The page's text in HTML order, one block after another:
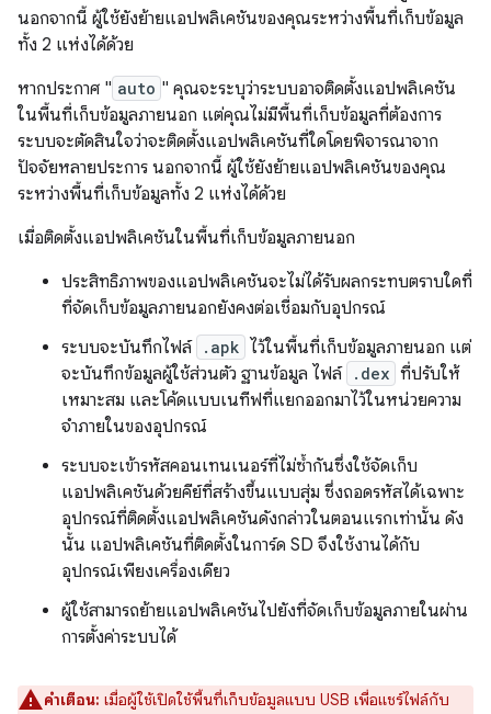
นอกจากนี้ ผู้ใช้ยังย้ายแอปพลิเคชันของคุณระหว่างพื้นที่เก็บข้อมูล
ทั้ง 2 แห่งได้ด้วย
หากประกาศ " auto " คุณจะระบุว่าระบบอาจติดตั้งแอปพลิเคชัน
ในพื้นที่เก็บข้อมูลภายนอก แต่คุณไม่มีพื้นที่เก็บข้อมูลที่ต้องการ
ระบบจะตัดสินใจว่าจะติดตั้งแอปพลิเคชันที่ใดโดยพิจารณาจาก
ปัจจัยหลายประการ นอกจากนี้ ผู้ใช้ยังย้ายแอปพลิเคชันของคุณ
ระหว่างพื้นที่เก็บข้อมูลทั้ง 2 แห่งได้ด้วย
เมื่อติดตั้งแอปพลิเคชันในพื้นที่เก็บข้อมูลภายนอก
ประสิทธิภาพของแอปพลิเคชันจะไม่ได้รับผลกระทบตราบใดที่
ที่จัดเก็บข้อมูลภายนอกยังคงต่อเชื่อมกับอุปกรณ์
ระบบจะบันทึกไฟล์ .apk ไว้ในพื้นที่เก็บข้อมูลภายนอก แต่
จะบันทึกข้อมูลผู้ใช้ส่วนตัว ฐานข้อมูล ไฟล์ .dex ที่ปรับให้
เหมาะสม และโค้ดแบบเนทีฟที่แยกออกมาไว้ในหน่วยความ
จำภายในของอุปกรณ์
ระบบจะเข้ารหัสคอนเทนเนอร์ที่ไม่ซ้ำกันซึ่งใช้จัดเก็บ
แอปพลิเคชันด้วยคีย์ที่สร้างขึ้นแบบสุ่ม ซึ่งถอดรหัสได้เฉพาะ
อุปกรณ์ที่ติดตั้งแอปพลิเคชันดังกล่าวในตอนแรกเท่านั้น ดัง
นั้น แอปพลิเคชันที่ติดตั้งในการ์ด SD จึงใช้งานได้กับ
อุปกรณ์เพียงเครื่องเดียว
ผู้ใช้สามารถย้ายแอปพลิเคชันไปยังที่จัดเก็บข้อมูลภายในผ่าน
การตั้งค่าระบบได้
คำเตือน: เมื่อผู้ใช้เปิดใช้พื้นที่เก็บข้อมูลแบบ USB เพื่อแชร์ไฟล์กับ